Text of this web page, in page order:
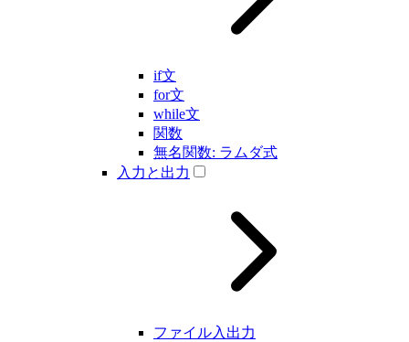
if文
for文
while文
関数
無名関数: ラムダ式
入力と出力
ファイル入出力